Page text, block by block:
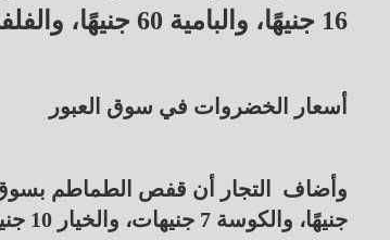
16 جنيهًا، والبامية 60 جنيهًا، والفلفل الألوان 20 جنيهًا.
أسعار الخضروات في سوق العبور
جنيهًا، والكوسة 7 جنيهات، والخيار 10 جنيهات، والباذنجان الرومي جنيهان إلى 18 جنيهًا.